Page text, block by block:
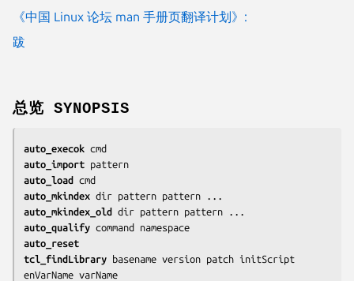
《中国 Linux 论坛 man 手册页翻译计划》:
跋
总览 SYNOPSIS
auto_execok cmd
auto_import pattern
auto_load cmd
auto_mkindex dir pattern pattern ...
auto_mkindex_old dir pattern pattern ...
auto_qualify command namespace
auto_reset
tcl_findLibrary basename version patch initScript
enVarName varName